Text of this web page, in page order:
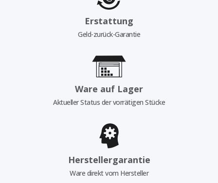
Erstattung
Geld-zurück-Garantie
Ware auf Lager
Aktueller Status der vorrätigen Stücke
Herstellergarantie
Ware direkt vom Hersteller